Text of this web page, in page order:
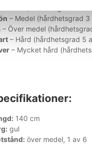
– Medel (hårdhetsgrad 3
– Över medel
– Hård (hårdhetsgrad 5
– Mycket hård
140 cm
gul
över medel, 1 av 6